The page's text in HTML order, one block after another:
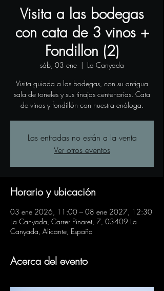
Visita a las bodegas
con cata de 3 vinos +
Fondillon (2)
sáb, 03 ene
  |
La Canyada
Visita guiada a las bodegas, con su antigua
sala de toneles y sus tinajas centenarias. Cata
de vinos y fondillón con nuestra enóloga.
Las entradas no están a la venta
Ver otros eventos
Horario y ubicación
03 ene 2026, 11:00 – 08 ene 2027, 12:30
La Canyada, Carrer Pinaret, 7, 03409 La
Canyada, Alicante, España
Acerca del evento